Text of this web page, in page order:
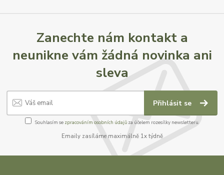
Zanechte nám kontakt a
neunikne vám žádná novinka ani
sleva
Přihlásit se
Souhlasím se zpracováním osobních údajůza účelem rozesílky newsletteru.
Emaily zasíláme maximálně 1x týdně